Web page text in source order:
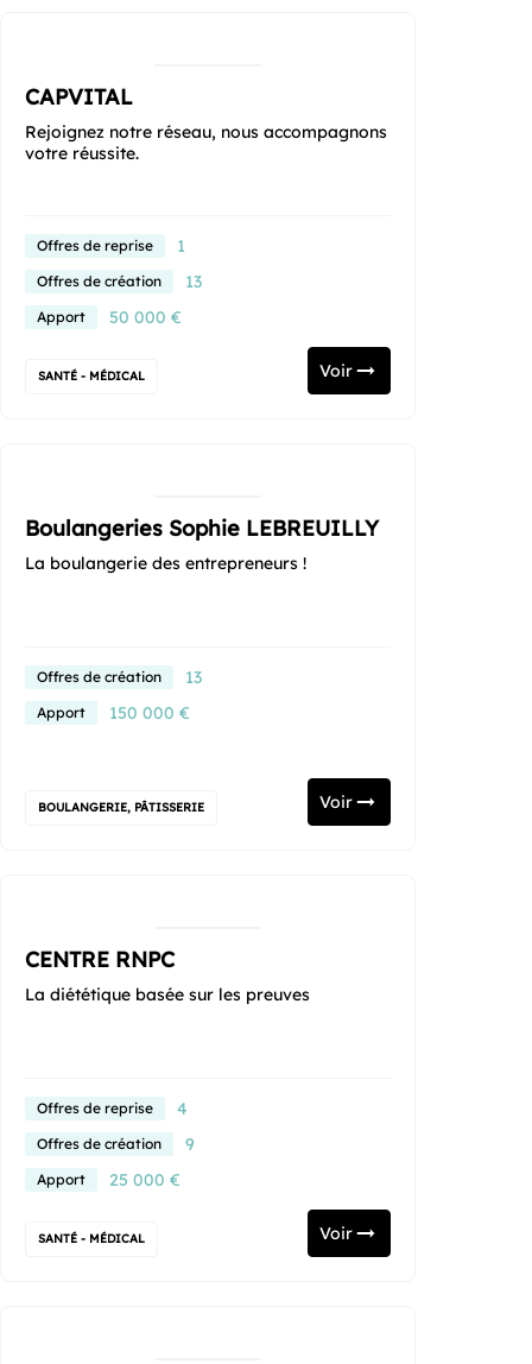
CAPVITAL
Rejoignez notre réseau, nous accompagnons
votre réussite.
Offres de reprise 1
Offres de création 13
Apport 50 000 €
SANTÉ - MÉDICAL Voir
Boulangeries Sophie LEBREUILLY
La boulangerie des entrepreneurs !
Offres de création 13
Apport 150 000 €
BOULANGERIE, PÂTISSERIE Voir
CENTRE RNPC
La diététique basée sur les preuves
Offres de reprise 4
Offres de création 9
Apport 25 000 €
SANTÉ - MÉDICAL Voir